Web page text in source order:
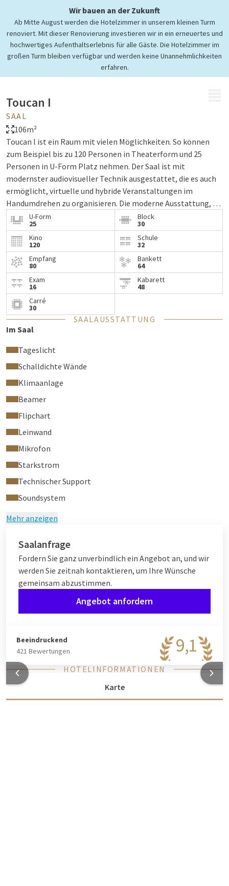
Wir bauen an der Zukunft
Ab Mitte August werden die Hotelzimmer in unserem kleinen Turm
renoviert. Mit dieser Renovierung investieren wir in ein erneuertes und
hochwertiges Aufenthaltserlebnis für alle Gäste. Die Hotelzimmer im
großen Turm bleiben verfügbar und werden keine Unannehmlichkeiten
erfahren.
Toucan I
SAAL
106m²
Toucan l ist ein Raum mit vielen Möglichkeiten. So können
zum Beispiel bis zu 120 Personen in Theaterform und 25
Personen in U-Form Platz nehmen. Der Saal ist mit
modernster audiovisueller Technik ausgestattet, die es auch
ermöglicht, virtuelle und hybride Veranstaltungen im
Handumdrehen zu organisieren. Die moderne Ausstattung, die
Beleuchtung, die Jalousien und die Klimaanlage können vom
Tagungsraum aus gesteuert werden. Ideal für Meetings,
Netzwerktreffen oder Schulungen.
U-Form
25
Block
30
Kino
120
Schule
32
Empfang
80
Bankett
64
Exam
16
Kabarett
48
Carré
30
SAALAUSSTATTUNG
Im Saal
Tageslicht
Schalldichte Wände
Klimaanlage
Beamer
Flipchart
Leinwand
Mikrofon
Starkstrom
Technischer Support
Soundsystem
Mehr anzeigen
Saalanfrage
Fordern Sie ganz unverbindlich ein Angebot an, und wir
werden Sie zeitnah kontaktieren, um Ihre Wünsche
gemeinsam abzustimmen.
Angebot anfordern
9,1
Beeindruckend
421 Bewertungen
HOTELINFORMATIONEN
Karte